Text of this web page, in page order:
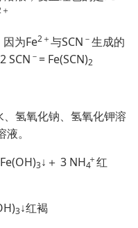
为Fe2＋与SCN －生成的
SCN － = Fe(SCN)2
氢氧化钠、氢氧化钾溶
液。
3↓＋ 3 NH4
红
3↓红褐